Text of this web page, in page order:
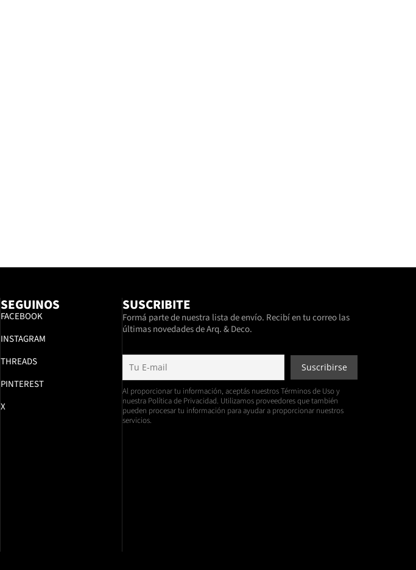
SEGUINOS
FACEBOOK
INSTAGRAM
THREADS
PINTEREST
X
SUSCRIBITE
Formá parte de nuestra lista de envío. Recibí en tu correo las
últimas novedades de Arq. & Deco.
Al proporcionar tu información, aceptás nuestros Términos de Uso y
nuestra Política de Privacidad. Utilizamos proveedores que también
pueden procesar tu información para ayudar a proporcionar nuestros
servicios.